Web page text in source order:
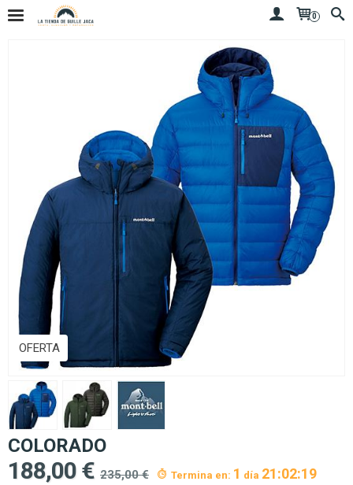
0
OFERTA
COLORADO
188,00 € 235,00 € Termina en: 1 día 21:02:19